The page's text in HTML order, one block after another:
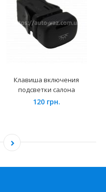
Клавиша включения
подсветки салона
120 грн.